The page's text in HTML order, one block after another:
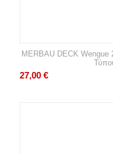
MERBAU DECK Wengue
27,00 €